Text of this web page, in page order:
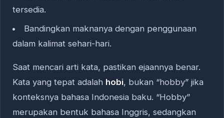
tersedia.
Bandingkan maknanya dengan penggunaan
dalam kalimat sehari-hari.
Saat mencari arti kata, pastikan ejaannya benar.
Kata yang tepat adalah hobi, bukan “hobby” jika
konteksnya bahasa Indonesia baku. “Hobby”
merupakan bentuk bahasa Inggris, sedangkan